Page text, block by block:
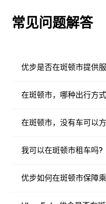
常见问题解答
优步是否在斑顿市提供服
在斑顿市，哪种出行方式
在斑顿市，没有车可以
我可以在斑顿市租车吗?
优步如何在斑顿市保障乘